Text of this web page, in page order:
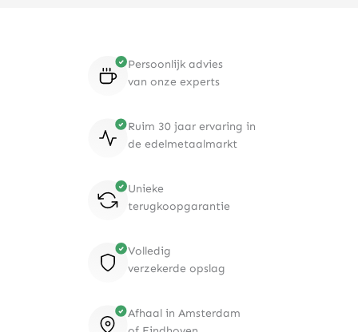
Persoonlijk advies
van onze experts
Ruim 30 jaar ervaring in
de edelmetaalmarkt
Unieke
terugkoopgarantie
Volledig
verzekerde opslag
Afhaal in Amsterdam